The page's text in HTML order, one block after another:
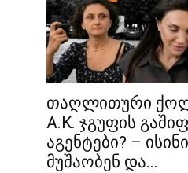
თაღლითური
A.K. ჯგუფის
აგენტები? –
მუშაობენ და...